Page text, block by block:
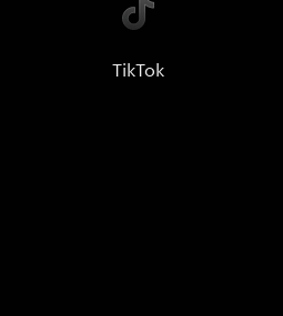
TikTok